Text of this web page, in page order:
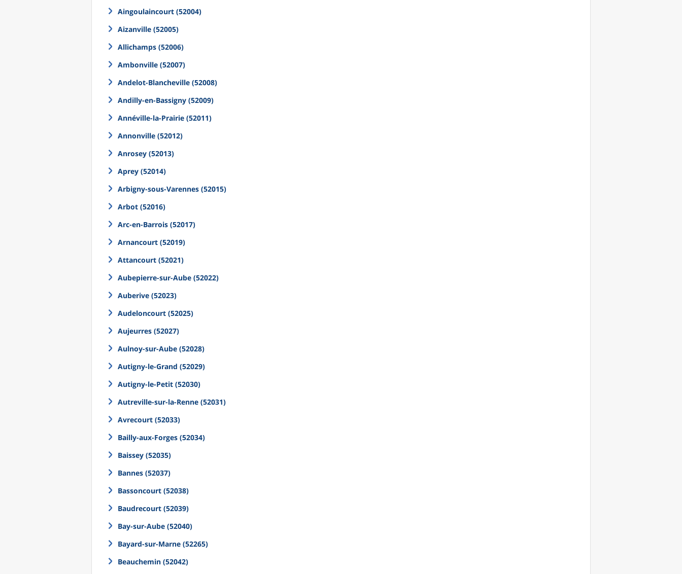
Aingoulaincourt (52004)
Aizanville (52005)
Allichamps (52006)
Ambonville (52007)
Andelot-Blancheville (52008)
Andilly-en-Bassigny (52009)
Annéville-la-Prairie (52011)
Annonville (52012)
Anrosey (52013)
Aprey (52014)
Arbigny-sous-Varennes (52015)
Arbot (52016)
Arc-en-Barrois (52017)
Arnancourt (52019)
Attancourt (52021)
Aubepierre-sur-Aube (52022)
Auberive (52023)
Audeloncourt (52025)
Aujeurres (52027)
Aulnoy-sur-Aube (52028)
Autigny-le-Grand (52029)
Autigny-le-Petit (52030)
Autreville-sur-la-Renne (52031)
Avrecourt (52033)
Bailly-aux-Forges (52034)
Baissey (52035)
Bannes (52037)
Bassoncourt (52038)
Baudrecourt (52039)
Bay-sur-Aube (52040)
Bayard-sur-Marne (52265)
Beauchemin (52042)